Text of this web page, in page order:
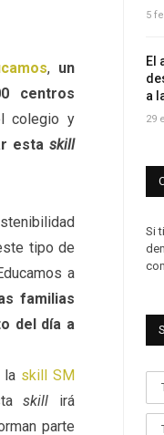
, un
centros
colegio y
esta skill
tipo de
a
familias
del día a
la skill SM
skill irá
parte
5
El
a
29
Si